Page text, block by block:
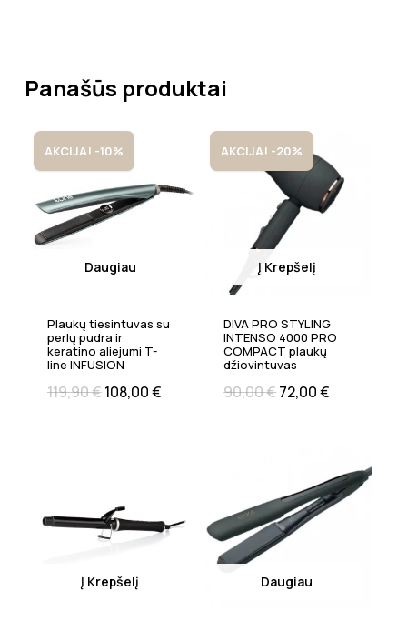
Panašūs produktai
AKCIJA! -10%
Daugiau
Plaukų tiesintuvas su
perlų pudra ir
keratino aliejumi T-
line INFUSION
119,90€108,00€
AKCIJA! -20%
Į Krepšelį
DIVA PRO STYLING
INTENSO 4000 PRO
COMPACT plaukų
džiovintuvas
90,00€72,00€
Į Krepšelį Daugiau